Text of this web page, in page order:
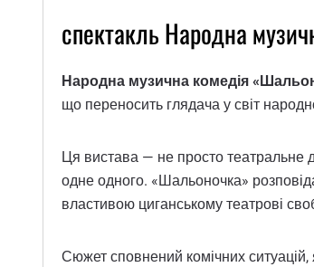
спектакль Народна
Народна музична комедія
що переносить глядача у світ
Ця вистава — не просто театральне
одне одного. «Шальоночка»
властивою циганському театрові
Сюжет сповнений комічних ситуацій,